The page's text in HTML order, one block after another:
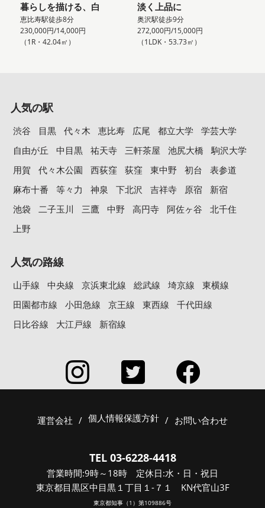
暮らしを描ける、白
恵比寿駅徒歩8分
230,000円/14,000円
（1R・42.04㎡）
淡く上品に
奥沢駅徒歩9分
272,000円/15,000円
（1LDK・53.73㎡）
人気の駅
渋谷 目黒 代々木 恵比寿 広尾 都立大学
学芸大学
自由が丘
中目黒 祐天寺 三軒茶屋 池尻大橋
駒沢大学
用賀
代々木公園 西荻窪 荻窪 東中野 初台
表参道
麻布十番
等々力 神泉 下北沢 吉祥寺 原宿
新宿
池袋
二子玉川 三鷹 中野 高円寺 阿佐ヶ谷
北千住
上野
人気の路線
山手線 中央線 京浜東北線 総武線 埼京線
東横線
田園都市線
小田急線 京王線 東西線
千代田線
日比谷線
大江戸線 新宿線
運営会社 / 個人情報保護方針 / お問い合わせ
TEL 03-6228-4418
営業時間:9時～18時 定休日:水・日・祝日
東京都目黒区中目黒１丁目１-７１ KN代官山3F
東京都知事（1）第109886号